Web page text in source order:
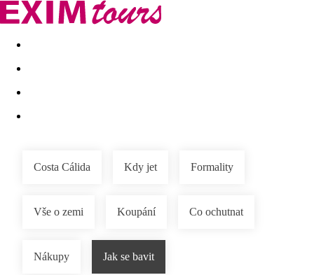
Akční nabídky Last minute
Costa Cálida Kdy jet Formality
Vše o zemi Koupání Co ochutnat
Nákupy Jak se bavit